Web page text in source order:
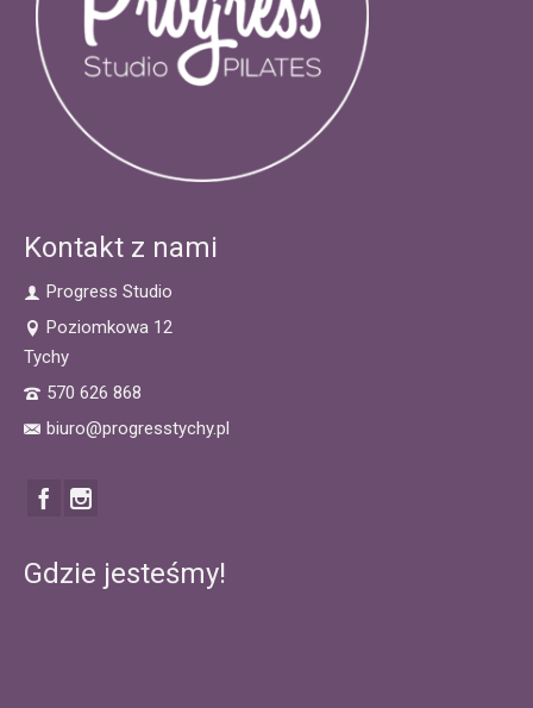
Kontakt z nami
Progress Studio
Poziomkowa 12
Tychy
570 626 868
biuro@progresstychy.pl
Gdzie jesteśmy!